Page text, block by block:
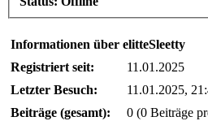
Informationen über elitteSleetty
Registriert seit:
11.01.2025
Letzter Besuch:
11.01.2025,
Beiträge (gesamt):
0 (0 Beiträge